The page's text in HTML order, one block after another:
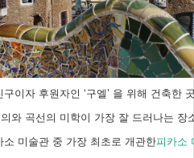
이자 후원자인 ‘구엘’ 을 위해 건축한
와 곡선의 미학이 가장 잘 드러나는 장
소 미술관 중 가장 최초로 개관한피카소